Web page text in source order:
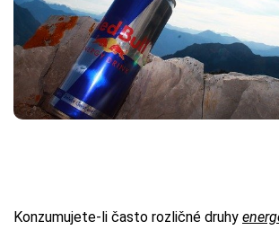
Konzumujete-li často rozličné druhy